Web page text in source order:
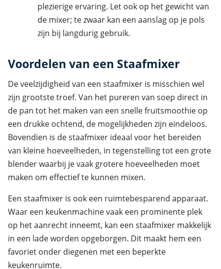
plezierige ervaring. Let ook op het gewicht van
de mixer; te zwaar kan een aanslag op je pols
zijn bij langdurig gebruik.
Voordelen van een Staafmixer
De veelzijdigheid van een staafmixer is misschien wel
zijn grootste troef. Van het pureren van soep direct in
de pan tot het maken van een snelle fruitsmoothie op
een drukke ochtend, de mogelijkheden zijn eindeloos.
Bovendien is de staafmixer ideaal voor het bereiden
van kleine hoeveelheden, in tegenstelling tot een grote
blender waarbij je vaak grotere hoeveelheden moet
maken om effectief te kunnen mixen.
Een staafmixer is ook een ruimtebesparend apparaat.
Waar een keukenmachine vaak een prominente plek
op het aanrecht inneemt, kan een staafmixer makkelijk
in een lade worden opgeborgen. Dit maakt hem een
favoriet onder diegenen met een beperkte
keukenruimte.